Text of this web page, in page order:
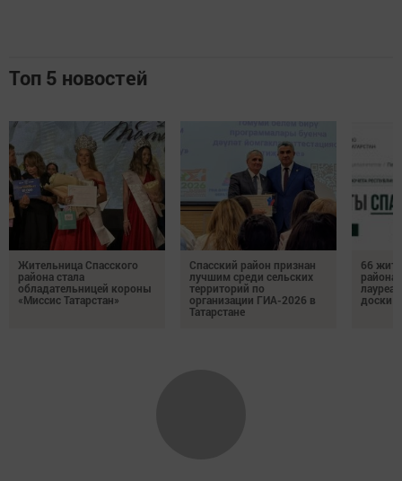
Топ 5 новостей
Жительница Спасского
района стала
обладательницей короны
«Миссис Татарстан»
Спасский район признан
лучшим среди сельских
территорий по
организации ГИА-2026 в
Татарстане
66
района
доски